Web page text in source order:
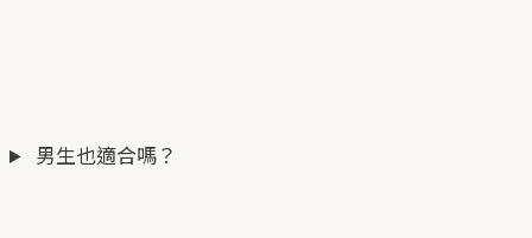
男生也適合嗎？